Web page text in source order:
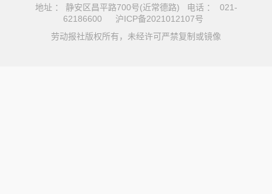
地址 ： 静安区昌平路700号(近常德路) 电话 ： 021-
62186600
沪ICP备2021012107号
劳动报社版权所有，未经许可严禁复制或镜像